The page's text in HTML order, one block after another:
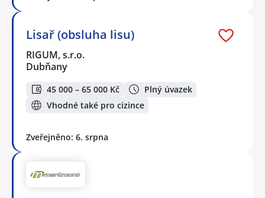
Lisař (obsluha lisu)
RIGUM, s.r.o.
Dubňany
45 000 – 65 000 Kč
Plný úvazek
Vhodné také pro cizince
Zveřejněno: 6. srpna